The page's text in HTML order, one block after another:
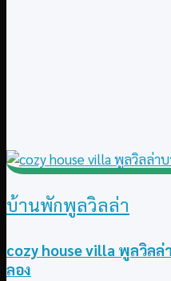
บ้านพักพูลวิลล่า
cozy house villa พูลวิล
ลอง